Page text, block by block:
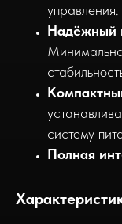
управления.
Надёжный
систему
Полная